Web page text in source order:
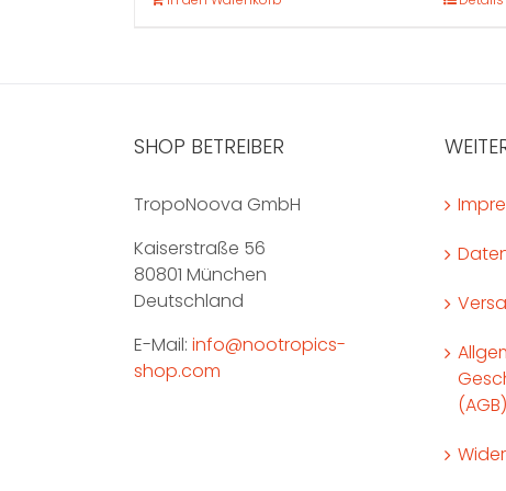
SHOP BETREIBER
TropoNoova GmbH
Kaiserstraße 56
80801 München
Deutschland
E-Mail: info@nootropics-
shop.com
(AGB)